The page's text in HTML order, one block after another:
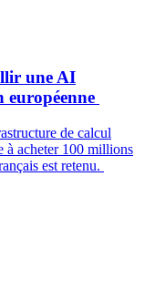
une AI
de calcul
à acheter 100 millions
est retenu.